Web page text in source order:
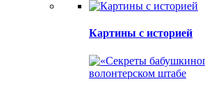
Картины с историей